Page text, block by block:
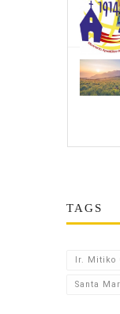
TAGS
Ir. Mitiko
Santa